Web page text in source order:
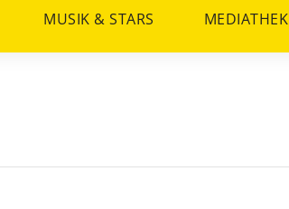
MUSIK & STARS MEDIATHEK